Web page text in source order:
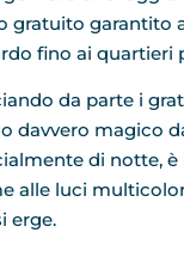
gratuito garantito
fino ai quartieri
da parte i
davvero magico
di notte, è
alle luci
erge.